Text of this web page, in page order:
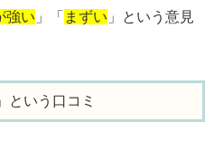
強い 」「 まずい 」という意見
という口コミ